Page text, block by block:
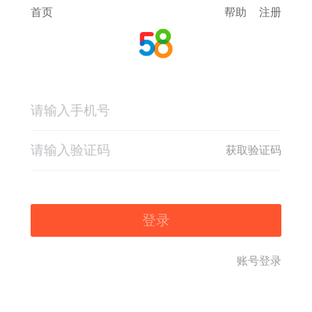
首页 帮助 注册
获取验证码
登录
账号登录